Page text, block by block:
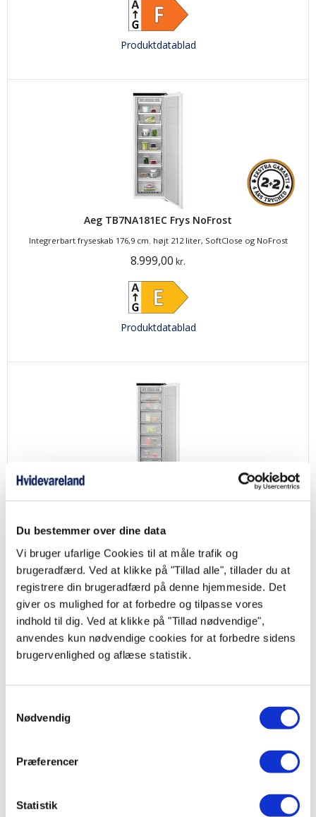
Du bestemmer over dine data
Vi bruger ufarlige Cookies til at måle trafik og
brugeradfærd. Ved at klikke på "Tillad alle", tillader du at
registrere din brugeradfærd på denne hjemmeside. Det
giver os mulighed for at forbedre og tilpasse vores
indhold til dig. Ved at klikke på "Tillad nødvendige",
anvendes kun nødvendige cookies for at forbedre sidens
brugervenlighed og aflæse statistik.
Nødvendig
Præferencer
Statistik
Produktdatablad
Aeg TB7NA181EC Frys NoFrost
Integrerbart fryseskab 176,9 cm. højt 212 liter, SoftClose og NoFrost
8.999,00 kr.
Produktdatablad
Electrolux XUN7ND18C
- SoftClose
9.999,00kr.
Produktdatablad
Fuldt Integrerbart fryseskab - 213L NoFrost - 177,2 cm - TouchDisplay - 33